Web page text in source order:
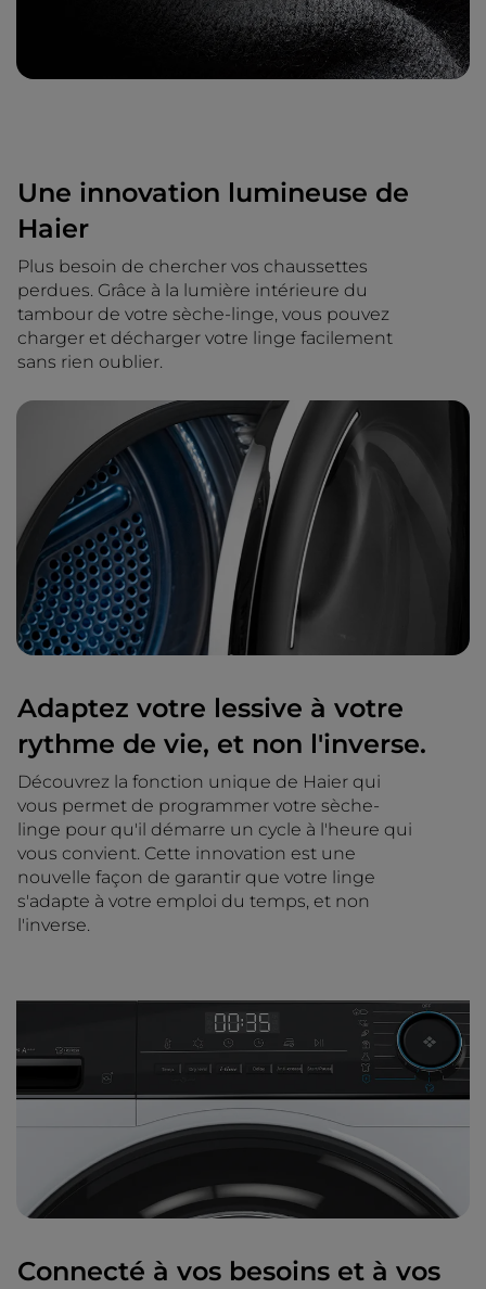
Une innovation lumineuse de
Haier
Plus besoin de chercher vos chaussettes
perdues. Grâce à la lumière intérieure du
tambour de votre sèche-linge, vous pouvez
charger et décharger votre linge facilement
sans rien oublier.
Adaptez votre lessive à votre
rythme de vie, et non l'inverse.
Découvrez la fonction unique de Haier qui
vous permet de programmer votre sèche-
linge pour qu'il démarre un cycle à l'heure qui
vous convient. Cette innovation est une
nouvelle façon de garantir que votre linge
s'adapte à votre emploi du temps, et non
l'inverse.
Connecté à vos besoins et à vos